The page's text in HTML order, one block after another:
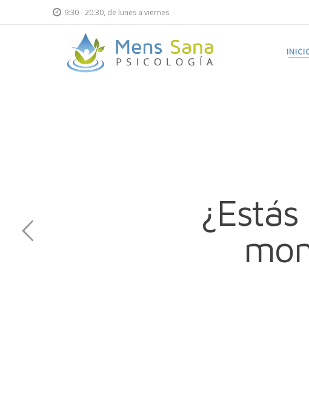
9:30 - 20:30, de lunes a viernes
Psicología
Psicología